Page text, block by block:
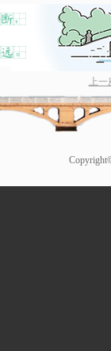
上一